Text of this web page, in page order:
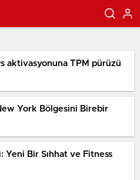
aktivasyonuna TPM pürüzü
York Bölgesini Birebir
Yeni Bir Sıhhat ve Fitness